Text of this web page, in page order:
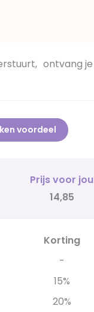
ontvang je
voordeel
Prijs voor jou
14,85
Korting
-
15%
20%